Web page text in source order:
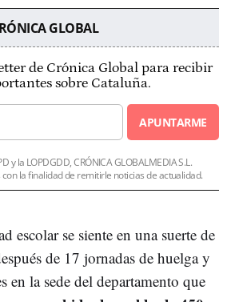
GLOBAL
de Crónica Global para recibir
sobre Cataluña.
APUNTARME
y la LOPDGDD, CRÓNICA GLOBALMEDIA S.L.
la finalidad de remitirle noticias de actualidad.
escolar se siente en una suerte de
de 17 jornadas de huelga y
en la sede del departamento que